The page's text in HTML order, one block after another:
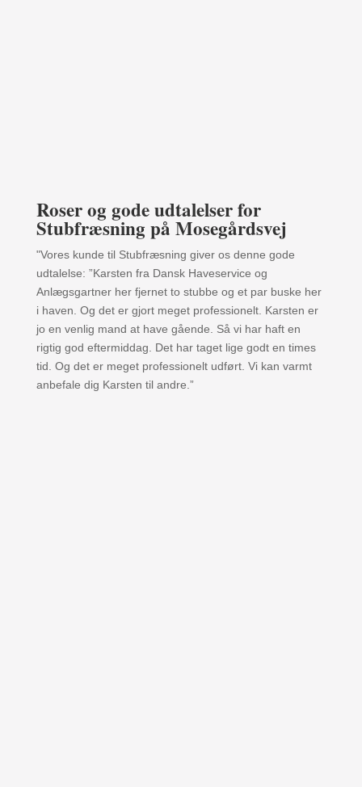
Roser og gode udtalelser for
Stubfræsning på Mosegårdsvej
"Vores kunde til Stubfræsning giver os denne gode
udtalelse: ”Karsten fra Dansk Haveservice og
Anlægsgartner her fjernet to stubbe og et par buske her
i haven. Og det er gjort meget professionelt. Karsten er
jo en venlig mand at have gående. Så vi har haft en
rigtig god eftermiddag. Det har taget lige godt en times
tid. Og det er meget professionelt udført. Vi kan varmt
anbefale dig Karsten til andre.”